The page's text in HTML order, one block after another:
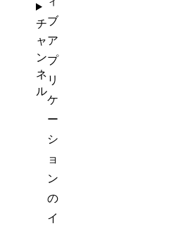
ブ
ア
プ
リ
ケ
ー
シ
ョ
ン
の
イ
チ
ャ
ン
ネ
ル